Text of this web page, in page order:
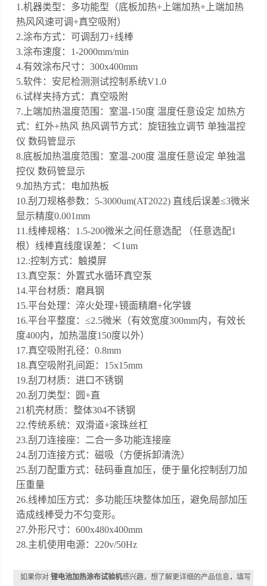
1.机器类型：多功能型（底板加热+上端加热+上端加热
热风风速可调+真空吸附）
2.涂布方式：可调刮刀+线棒
3.涂布速度：1-2000mm/min
4.有效涂布尺寸：300x400mm
5.软件：安尼检测测试控制系统V1.0
6.试样夹持方式：真空吸附
7.上端加热温度范围：室温-150度 温度任意设定 加热方
式：红外+热风 热风调节方式：旋钮独立调节 单独温控
仪 数码管显示
8.底板加热温度范围：室温-200度 温度任意设定 单独温
控仪 数码管显示
9.加热方式：电加热板
10.刮刀规格参数：5-3000um(AT2022) 直线后误差≤3微米
显示精度0.001mm
11.线棒规格：1.5-200微米之间任意选配 （任意选配1
根）线棒直线度误差：＜1um
12.:控制方式：触摸屏
13.真空泵：外置式水循环真空泵
14.平台材质：磨具钢
15.平台处理：淬火处理+镜面精磨+化学镀
16.平台平整度：≤2.5微米（有效宽度300mm内，有效长
度400内，加热温度150度以外）
17.真空吸附孔径：0.8mm
18.真空吸附孔间距：15x15mm
19.刮刀材质：进口不锈钢
20.刮刀类型：圆+直
21机壳材质：整体304不锈钢
22.传统系统：双滑道+滚珠丝杠
23.刮刀连接座：二合一多功能连接座
24.刮刀连接方式：磁吸（方便拆卸清洗）
25.刮刀配重方式：砝码垂直加压，便于量化控制刮刀加
压重量
26.线棒加压方式：多功能压块整体加压，避免局部加压
造成线棒受力不匀变形。
27.外形尺寸：600x480x400mm
28.主机使用电源：220v/50Hz
如果你对锂电池加热涂布试验机感兴趣，想了解更详细的产品信息，填写